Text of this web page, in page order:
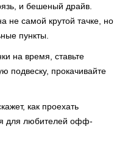
и бешеный драйв.
не самой крутой тачке, но
пункты.
на время, ставьте
подвеску, прокачивайте
как проехать
для любителей офф-